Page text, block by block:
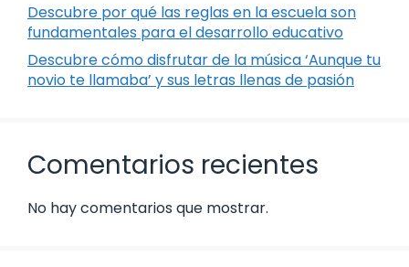
Descubre por qué las reglas en la escuela son
fundamentales para el desarrollo educativo
Descubre cómo disfrutar de la música ‘Aunque tu
novio te llamaba’ y sus letras llenas de pasión
Comentarios recientes
No hay comentarios que mostrar.